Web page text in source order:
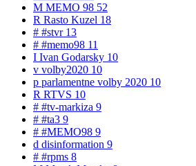
M MEMO 98 52
R Rasto Kuzel 18
# #stvr 13
# #memo98 11
I Ivan Godarsky 10
v volby2020 10
p parlamentne volby 2020 10
R RTVS 10
# #tv-markiza 9
# #ta3 9
# #MEMO98 9
d disinformation 9
# #rpms 8